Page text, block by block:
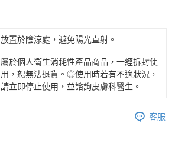
放置於陰涼處，避免陽光直射。
屬於個人衛生消耗性產品商品，一經拆封使
用，恕無法退貨。◎使用時若有不適狀況，
請立即停止使用，並諮詢皮膚科醫生。
客服